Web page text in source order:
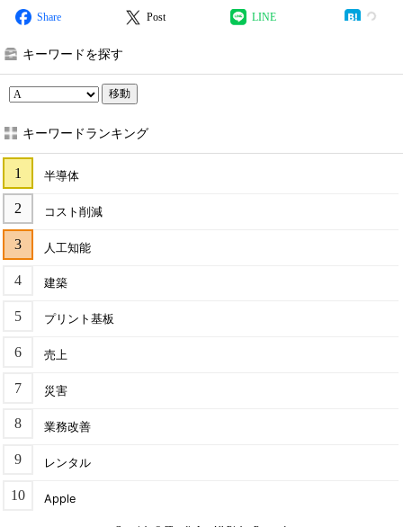
Share Post LINE
キーワードを探す
移動
キーワードランキング
半導体
コスト削減
人工知能
建築
プリント基板
売上
災害
業務改善
レンタル
Apple